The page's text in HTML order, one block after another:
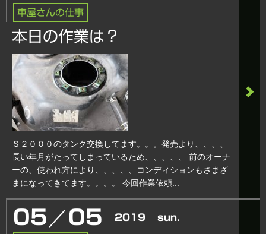
車屋さんの仕事
本日の作業は？
Ｓ２０００のタンク交換してます。。。発売より、、、、
長い年月がたってしまっているため、、、、、 前のオーナ
ーの、使われ方により、、、、、コンディションもさまざ
まになってきてます。。。。 今回作業依頼...
05 ／05 2019 sun.